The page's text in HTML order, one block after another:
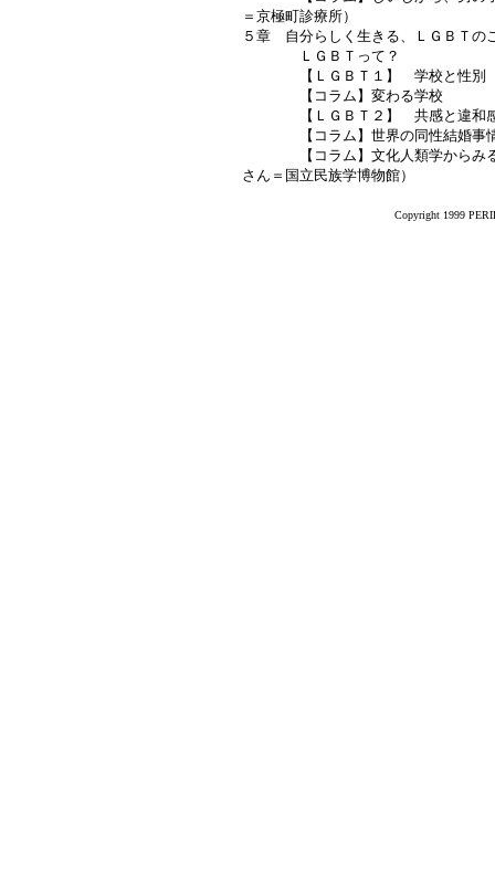
＝京極町診療所）
５章 自分らしく生きる、ＬＧＢＴの
ＬＧＢＴって？
【ＬＧＢＴ１】 学校と性別
【コラム】変わる学校
【ＬＧＢＴ２】 共感と違和感
【コラム】世界の同性結婚事
【コラム】文化人類学からみる
さん＝国立民族学博物館）
Copyright 1999